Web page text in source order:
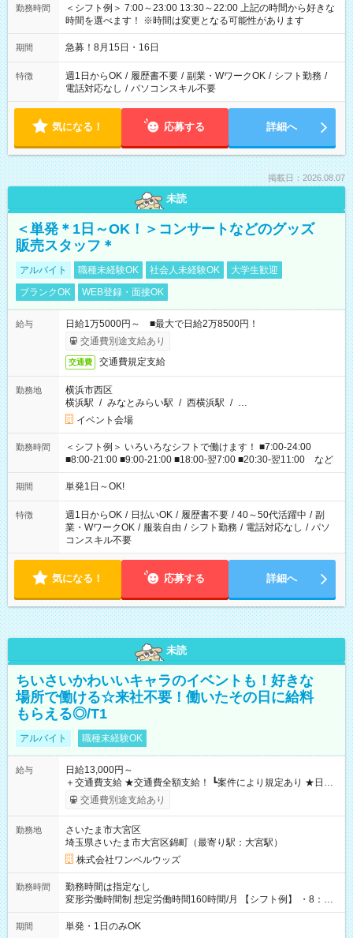
勤務時間
＜シフト例＞ 7:00～23:00 13:30～22:00 上記の時間から好きな
時間を選べます！ ※時間は変更となる可能性があります
期間 急募！8月15日・16日
特徴 週1日からOK / 履歴書不要 / 副業・WワークOK / シフト勤務 /
電話対応なし / パソコンスキル不要
気になる！ 応募する 詳細へ
掲載日：2026.08.07
未読
＜単発＊1日～OK！＞コンサートなどのグッズ
販売スタッフ＊
アルバイト 職種未経験OK 社会人未経験OK
大学生歓迎
ブランクOK
WEB登録・面接OK
給与
日給1万5000円～ ■最大で日給2万8500円！
交通費別途支給あり
交通費 交通費規定支給
勤務地
横浜市西区
横浜駅 / みなとみらい駅 / 西横浜駅 / …
イベント会場
勤務時間
＜シフト例＞ いろいろなシフトで働けます！ ■7:00-24:00
■8:00-21:00 ■9:00-21:00 ■18:00-翌7:00 ■20:30-翌11:00 など
期間 単発1日～OK!
特徴 週1日からOK / 日払いOK / 履歴書不要 / 40～50代活躍中 / 副
業・WワークOK / 服装自由 / シフト勤務 / 電話対応なし / パソ
コンスキル不要
気になる！ 応募する 詳細へ
未読
ちいさいかわいいキャラのイベントも！好きな
場所で働ける☆来社不要！働いたその日に給料
もらえる◎/T1
アルバイト 職種未経験OK
給与
日給13,000円～
＋交通費支給 ★交通費全額支給！ ┗案件により規定あり ★日払
いOK！（規定あり） ┗働いたその日に現金GET♪ お仕事後はコ
ンビニATMから 日払い分を引き落とせます！ 【試用期間】試
交通費別途支給あり
勤務地
さいたま市大宮区
埼玉県さいたま市大宮区錦町（最寄り駅：大宮駅）
株式会社ワンベルウッズ
勤務時間
勤務時間は指定なし
変形労働時間制 想定労働時間160時間/月 【シフト例】 ・8：00
～21：00
期間 単発・1日のみOK